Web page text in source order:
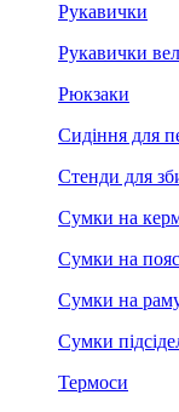
Рукавички
Рукавички
Рюкзаки
Сидіння для
Стенди для
Сумки на
Сумки на пояс
Сумки на
Сумки
Термоси